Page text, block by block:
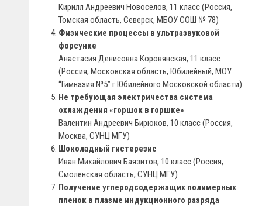
Кирилл Андреевич Новоселов, 11 класс (Россия,
Томская область, Северск, МБОУ СОШ № 78)
Физические процессы в ультразвуковой
форсунке
Анастасия Денисовна Коровянская, 11 класс
(Россия, Московская область, Юбилейный, МОУ
“Гимназия №5” г.Юбилейного Московской области)
Не требующая электричества система
охлаждения «горшок в горшке»
Валентин Андреевич Бирюков, 10 класс (Россия,
Москва, СУНЦ МГУ)
Шоколадный гистерезис
Иван Михайлович Баязитов, 10 класс (Россия,
Смоленская область, СУНЦ МГУ)
Получение углеродсодержащих полимерных
пленок в плазме индукционного разряда